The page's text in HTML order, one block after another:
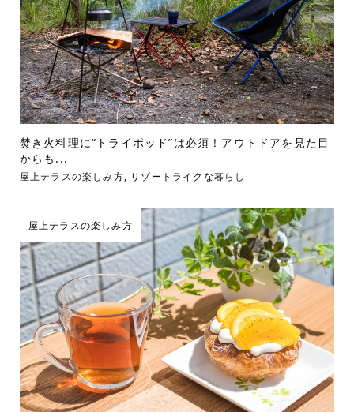
焚き火料理に“トライポッド”は必須！アウトドアを見た目
からも...
屋上テラスの楽しみ方, リゾートライクな暮らし
屋上テラスの楽しみ方